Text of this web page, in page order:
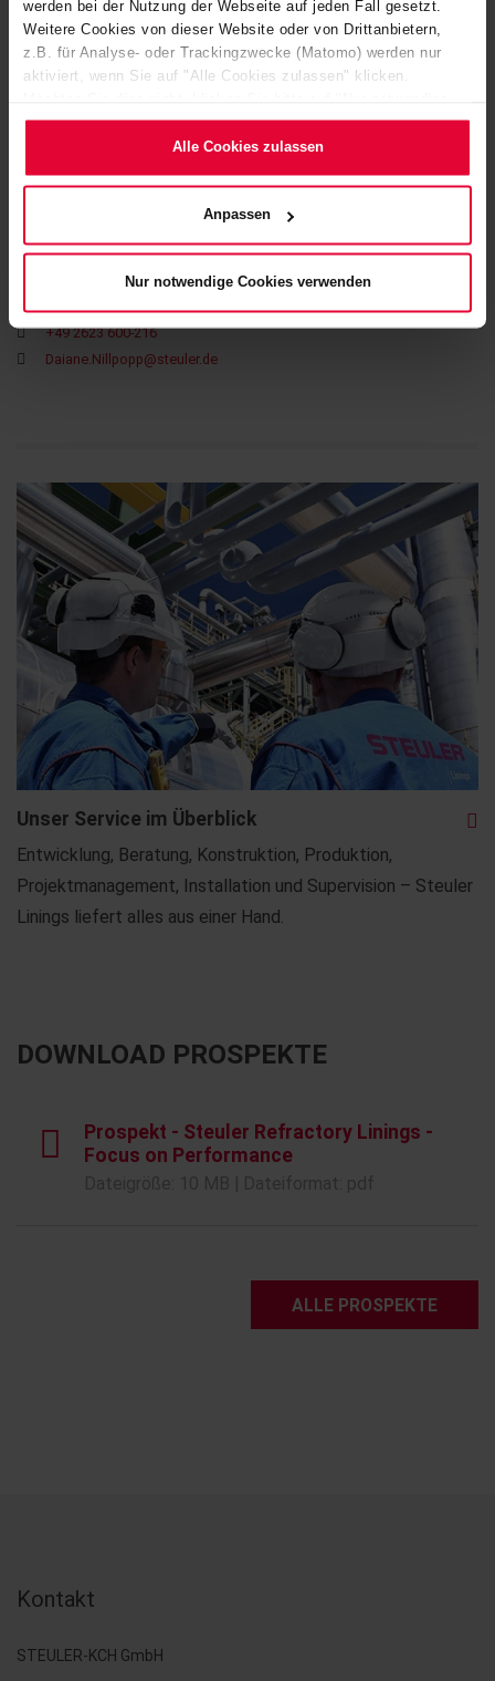
werden bei der Nutzung der Webseite auf jeden Fall gesetzt.
Weitere Cookies von dieser Website oder von Drittanbietern,
z.B. für Analyse- oder Trackingzwecke (Matomo) werden nur
aktiviert, wenn Sie auf "Alle Cookies zulassen" klicken.
Cookies verwenden". Mehr dazu (einschließlich der Möglichkeit,
die Einwilligungserklärung zu ändern oder zu widerrufen)
Website) bzw. derDatenschutzerklärung.
Alle Cookies zulassen
Anpassen
Nur notwendige Cookies verwenden
IHR KONTAKT
Daiane Nillpopp
+49 2623 600-216
Daiane.Nillpopp@steuler.de
Unser Service im Überblick
Entwicklung, Beratung, Konstruktion, Produktion,
Projektmanagement, Installation und Supervision – Steuler
Linings liefert alles aus einer Hand.
DOWNLOAD PROSPEKTE
Prospekt - Steuler Refractory Linings -
Focus on Performance
ALLE PROSPEKTE
Kontakt
STEULER-KCH GmbH